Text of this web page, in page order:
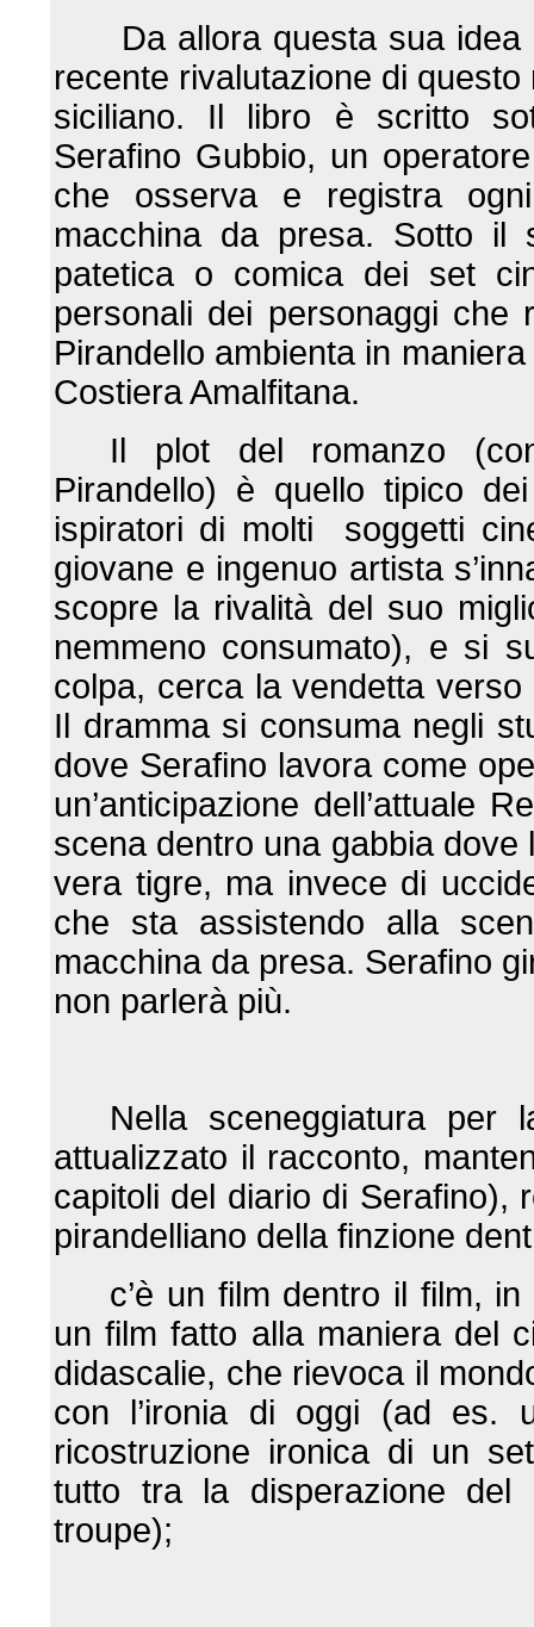
Da allora questa sua
recente rivalutazione di
siciliano. Il libro è scritto
Serafino Gubbio, un
che osserva e registra
macchina da presa. Sotto il
patetica o comica dei set
personali dei personaggi che
Pirandello ambienta in
Costiera Amalfitana.
Il plot del romanzo
Pirandello) è quello tipico
ispiratori di molti soggetti
giovane e ingenuo artista
scopre la rivalità del suo
nemmeno consumato), e si
colpa, cerca la vendetta
Il dramma si consuma negli
dove Serafino lavora come
un’anticipazione dell’attuale
scena dentro una gabbia dove
vera tigre, ma invece di
che sta assistendo alla
macchina da presa. Serafino
non parlerà più.
Nella sceneggiatura per
attualizzato il racconto,
capitoli del diario di Serafino),
pirandelliano della finzione
c’è un film dentro il film,
un film fatto alla maniera del
didascalie, che rievoca il
con l’ironia di oggi (ad es.
ricostruzione ironica di un
tutto tra la disperazione del
troupe);